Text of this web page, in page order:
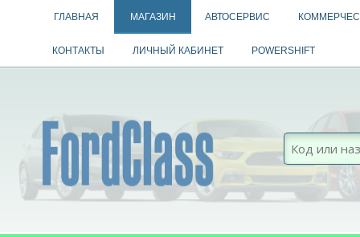
ГЛАВНАЯ МАГАЗИН АВТОСЕРВИС
КОНТАКТЫ ЛИЧНЫЙ КАБИНЕТ POWERSHIFT